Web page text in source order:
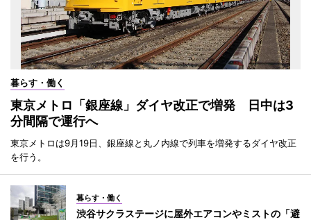
暮らす・働く
東京メトロ「銀座線」ダイヤ改正で増発 日中は3
分間隔で運行へ
東京メトロは9月19日、銀座線と丸ノ内線で列車を増発するダイヤ改正
を行う。
暮らす・働く
渋谷サクラステージに屋外エアコンやミストの「避